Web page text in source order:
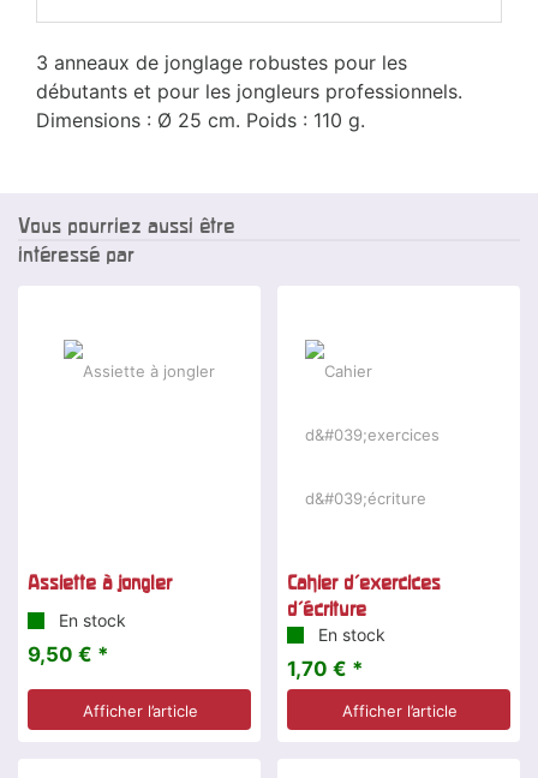
3 anneaux de jonglage robustes pour les
débutants et pour les jongleurs professionnels.
Dimensions : Ø 25 cm. Poids : 110 g.
Vous pourriez aussi être
intéressé par
Assiette à jongler
En stock
9,50 € *
Afficher l’article
Cahier d'exercices
d'écriture
En stock
1,70 € *
Afficher l’article